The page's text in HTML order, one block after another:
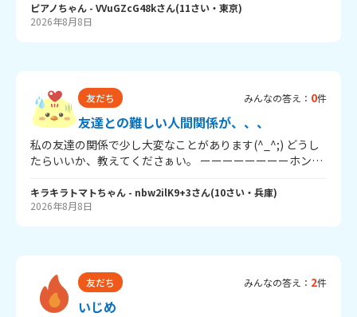
ったふうになるの…！𓂃 𓈒 ໒꒱ あと、いつも私にだけ強い口
調で話すし、たまに無視とかもありました。なんか、私に
ていうこともありました。 私は、こんなことがあって、結
構Tちゃんのことが苦手になってしまいました。 これっ
て、いじめに含まれるのかな？(´Д` ) 辛口OKだから、誰か
回答お願い！୨୧┈
ピアノちゃん - VVuGZcG48kさん(11さい・ 東京)
2026年8月8日
友だち みんなの答え： 0件
友達との難しい人間関係が、、、
私の友達の関係で少し大変なことがあります(^_^;) どうし
たらいいか、教えてくださぁい。 ーーーーーーーーホント
ッチャしゃべりやすいお友達ができました。です
が、、、、、 もう一人の仲良しの友達がいて、そのこは転
良しのこの言う事もききたいし、、、と少し複雑です。こ
ういうとき、どうしたらいいでしょうか？
キラキラトマトちゃん - nbw2ilK9+3さん(10さい・ 兵庫)
2026年8月8日
友だち みんなの答え： 2件
いじめ